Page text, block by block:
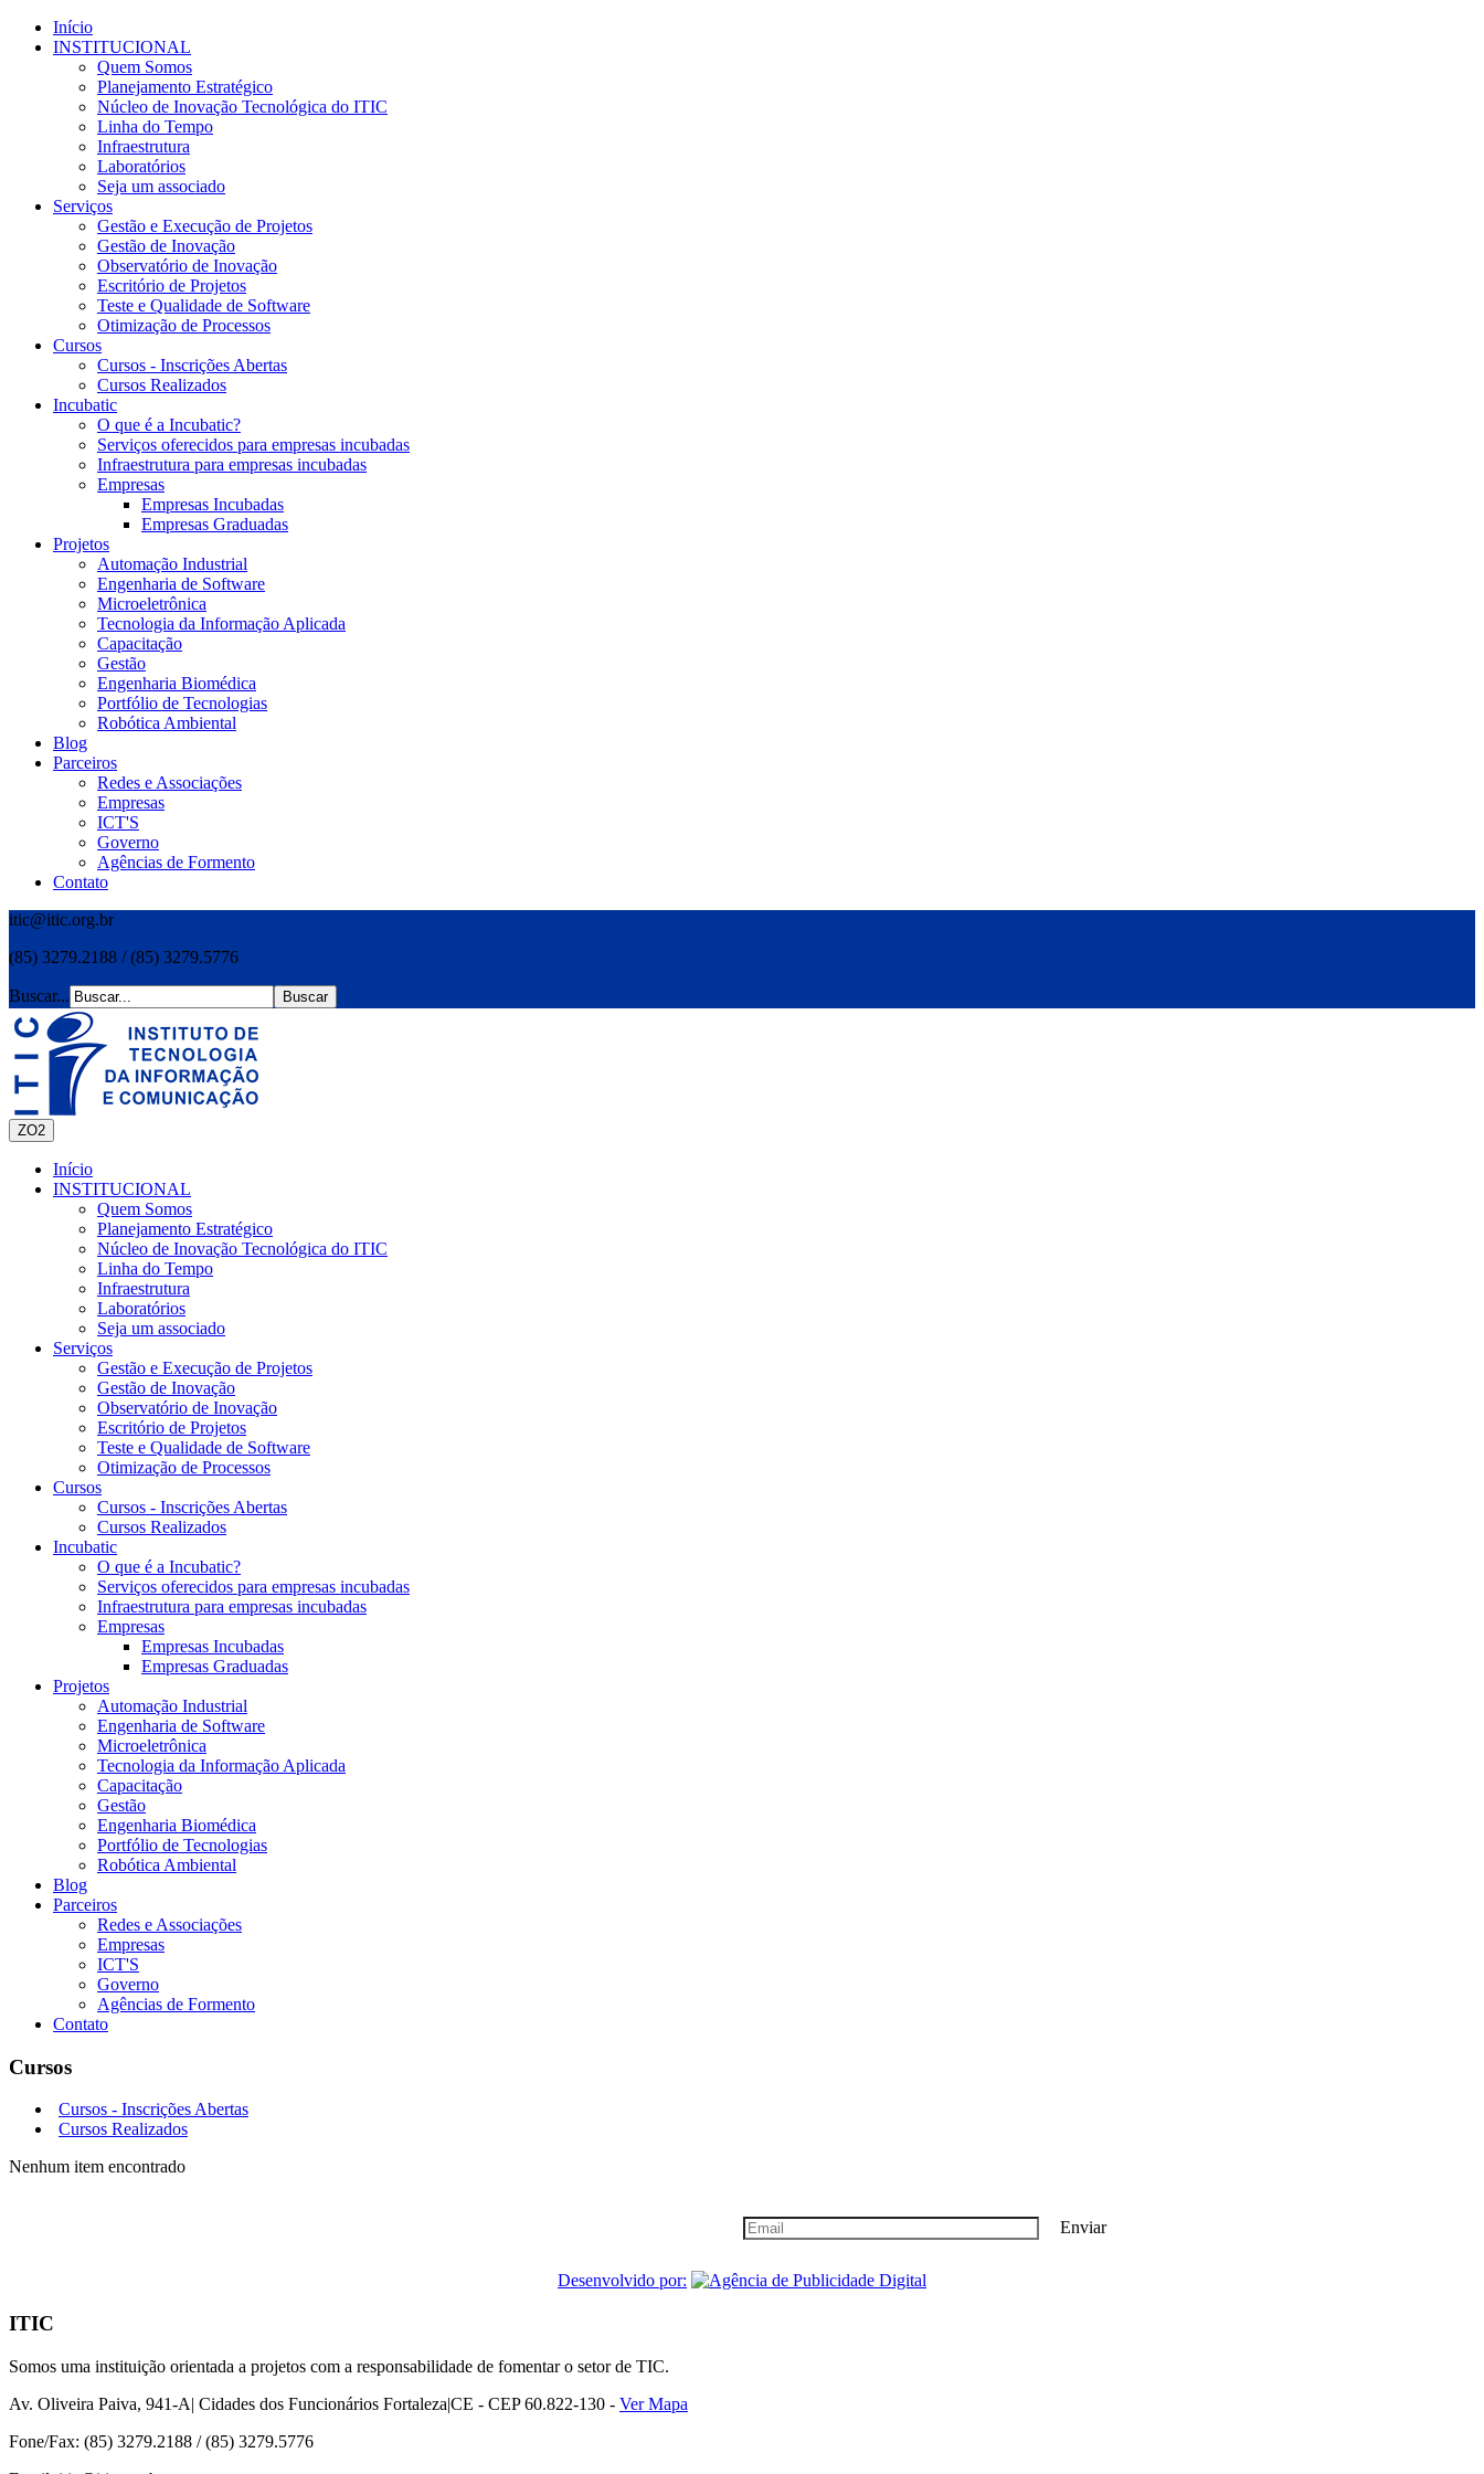
Início
INSTITUCIONAL
Quem Somos
Planejamento Estratégico
Núcleo de Inovação Tecnológica do ITIC
Linha do Tempo
Infraestrutura
Laboratórios
Seja um associado
Serviços
Gestão e Execução de Projetos
Gestão de Inovação
Observatório de Inovação
Escritório de Projetos
Teste e Qualidade de Software
Otimização de Processos
Cursos
Cursos - Inscrições Abertas
Cursos Realizados
Incubatic
O que é a Incubatic?
Serviços oferecidos para empresas incubadas
Infraestrutura para empresas incubadas
Empresas
Empresas Incubadas
Empresas Graduadas
Projetos
Automação Industrial
Engenharia de Software
Microeletrônica
Tecnologia da Informação Aplicada
Capacitação
Gestão
Engenharia Biomédica
Portfólio de Tecnologias
Robótica Ambiental
Blog
Parceiros
Redes e Associações
Empresas
ICT'S
Governo
Agências de Formento
Contato
itic@itic.org.br
(85) 3279.2188 / (85) 3279.5776
Buscar...
ZO2
Início
INSTITUCIONAL
Quem Somos
Planejamento Estratégico
Núcleo de Inovação Tecnológica do ITIC
Linha do Tempo
Infraestrutura
Laboratórios
Seja um associado
Serviços
Gestão e Execução de Projetos
Gestão de Inovação
Observatório de Inovação
Escritório de Projetos
Teste e Qualidade de Software
Otimização de Processos
Cursos
Cursos - Inscrições Abertas
Cursos Realizados
Incubatic
O que é a Incubatic?
Serviços oferecidos para empresas incubadas
Infraestrutura para empresas incubadas
Empresas
Empresas Incubadas
Empresas Graduadas
Projetos
Automação Industrial
Engenharia de Software
Microeletrônica
Tecnologia da Informação Aplicada
Capacitação
Gestão
Engenharia Biomédica
Portfólio de Tecnologias
Robótica Ambiental
Blog
Parceiros
Redes e Associações
Empresas
ICT'S
Governo
Agências de Formento
Contato
Cursos
Cursos - Inscrições Abertas
Cursos Realizados
Nenhum item encontrado
Enviar
Desenvolvido por:
ITIC
Somos uma instituição orientada a projetos com a responsabilidade de fomentar o setor de TIC.
Av. Oliveira Paiva, 941-A| Cidades dos Funcionários Fortaleza|CE - CEP 60.822-130 - Ver Mapa
Fone/Fax: (85) 3279.2188 / (85) 3279.5776